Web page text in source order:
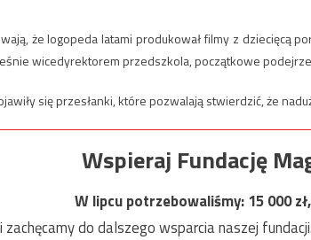
że logopeda latami produkował filmy z dziecięcą
wicedyrektorem przedszkola, początkowe
się przesłanki, które pozwalają stwierdzić, że
Wspieraj Fundację
W lipcu potrzebowaliśmy:15 000
zachęcamy do dalszego wsparcia naszej fundacji.